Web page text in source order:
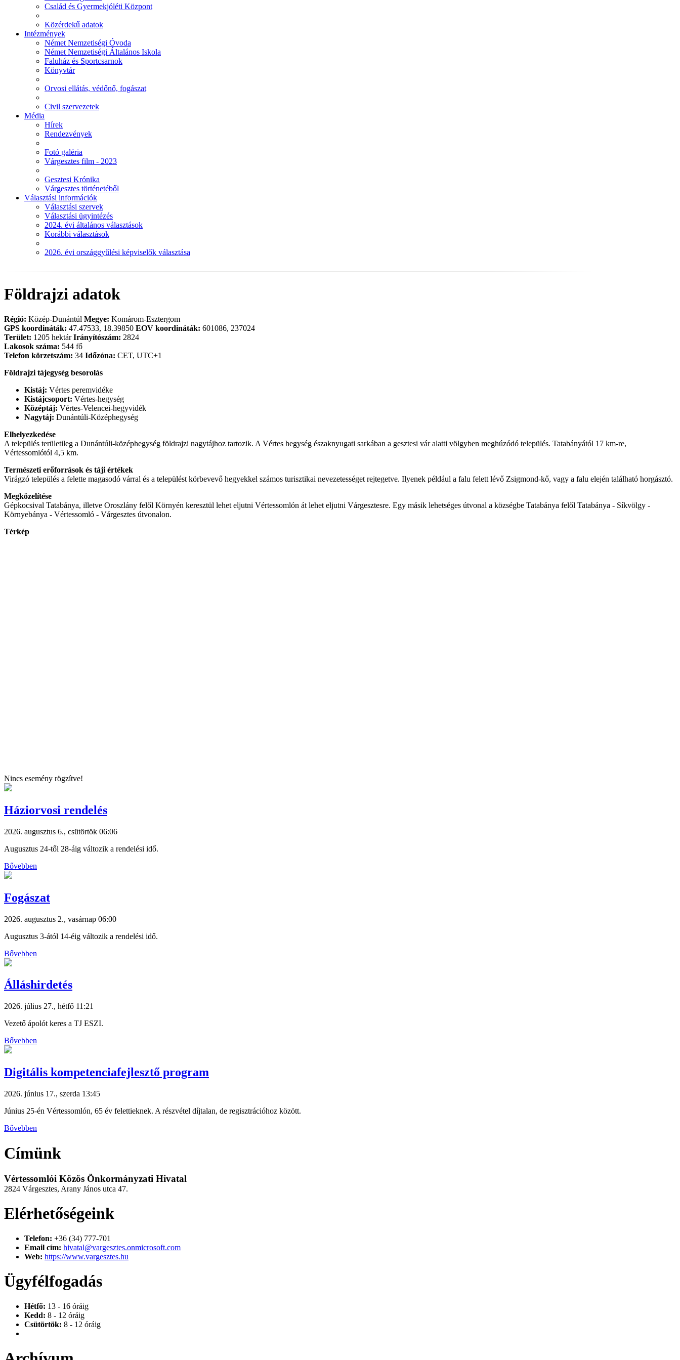
Család és Gyermekjóléti Központ
Közérdekű adatok
Intézmények
Német Nemzetiségi Óvoda
Német Nemzetiségi Általános Iskola
Faluház és Sportcsarnok
Könyvtár
Orvosi ellátás, védőnő, fogászat
Civil szervezetek
Média
Hírek
Rendezvények
Fotó galéria
Várgesztes film - 2023
Gesztesi Krónika
Várgesztes történetéből
Választási információk
Választási szervek
Választási ügyintézés
2024. évi általános választások
Korábbi választások
2026. évi országgyűlési képviselők választása
Földrajzi adatok
Régió: Közép-Dunántúl Megye: Komárom-Esztergom
GPS koordináták: 47.47533, 18.39850 EOV koordináták: 601086, 237024
Terület: 1205 hektárIrányítószám: 2824
Lakosok száma: 544 fő
Telefon körzetszám: 34 Időzóna: CET, UTC+1
Földrajzi tájegység besorolás
Kistáj: Vértes peremvidéke
Kistájcsoport: Vértes-hegység
Középtáj: Vértes-Velencei-hegyvidék
Nagytáj: Dunántúli-Középhegység
Elhelyezkedése
A település területileg a Dunántúli-középhegység földrajzi nagytájhoz tartozik. A Vértes hegység északnyugati sarkában a gesztesi vár alatti völgyben meghúzódó település. Tatabányától 17 km-re,
Vértessomlótól 4,5 km.
Természeti erőforrások és táji értékek
Virágzó település a felette magasodó várral és a települést körbevevő hegyekkel számos turisztikai nevezetességet rejtegetve. Ilyenek például a falu felett lévő Zsigmond-kő, vagy a falu elején található horgásztó.
Megközelítése
Gépkocsival Tatabánya, illetve Oroszlány felől Környén keresztül lehet eljutni Vértessomlón át lehet eljutni Várgesztesre. Egy másik lehetséges útvonal a községbe Tatabánya felől Tatabánya - Síkvölgy -
Környebánya - Vértessomló - Várgesztes útvonalon.
Térkép
Nincs esemény rögzítve!
Háziorvosi rendelés
2026. augusztus 6., csütörtök 06:06
Augusztus 24-től 28-áig változik a rendelési idő.
Bővebben
Fogászat
2026. augusztus 2., vasárnap 06:00
Augusztus 3-ától 14-éig változik a rendelési idő.
Bővebben
Álláshirdetés
2026. július 27., hétfő 11:21
Vezető ápolót keres a TJ ESZI.
Bővebben
Digitális kompetenciafejlesztő program
2026. június 17., szerda 13:45
Június 25-én Vértessomlón, 65 év felettieknek. A részvétel díjtalan, de regisztrációhoz között.
Bővebben
Címünk
Vértessomlói Közös Önkormányzati Hivatal
2824 Várgesztes, Arany János utca 47.
Elérhetőségeink
Telefon: +36 (34) 777-701
Email cím: hivatal@vargesztes.onmicrosoft.com
Web: https://www.vargesztes.hu
Ügyfélfogadás
Hétfő: 13 - 16 óráig
Kedd: 8 - 12 óráig
Csütörtök: 8 - 12 óráig